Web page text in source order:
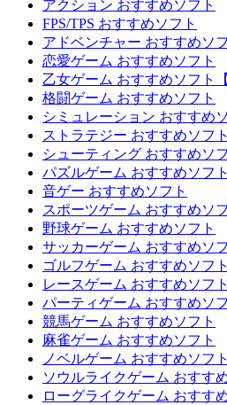
アクション おすすめソフト
FPS/TPS おすすめソフト
アドベンチャー おすすめソ
恋愛ゲーム おすすめソフト
乙女ゲーム おすすめソフト
格闘ゲーム おすすめソフト
シミュレーション おすすめ
ストラテジー おすすめソフト
シューティング おすすめソ
パズルゲーム おすすめソフト
音ゲー おすすめソフト
スポーツゲーム おすすめソ
野球ゲーム おすすめソフト
サッカーゲーム おすすめソ
ゴルフゲーム おすすめソフト
レースゲーム おすすめソフト
パーティゲーム おすすめソ
競馬ゲーム おすすめソフト
麻雀ゲーム おすすめソフト
ノベルゲーム おすすめソフト
ソウルライクゲーム おすす
ローグライクゲーム おすす